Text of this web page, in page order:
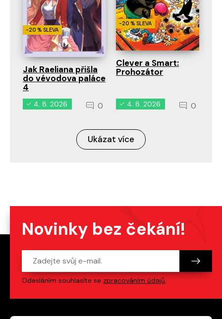
-20 % SLEVA
Jak Raeliana přišla
do vévodova paláce
4
4. 8. 2026 0
-20 % SLEVA
Clever a Smart:
Prohozátor
4. 8. 2026 0
Ukázat více
Novinky bez čekání!
Odesláním souhlasíte se zpracováním údajů.